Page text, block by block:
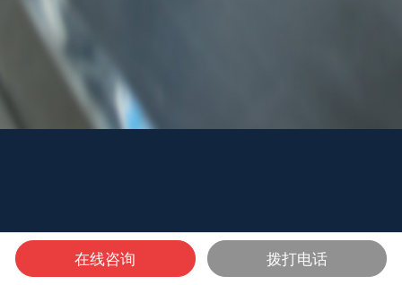
在线咨询 拨打电话